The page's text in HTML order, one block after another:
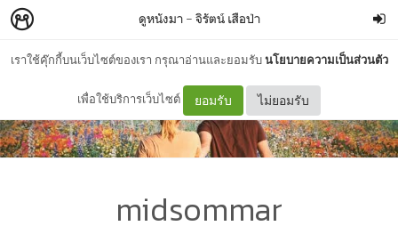
เราใช้คุ๊กกี้บนเว็บไซต์ของเรา กรุณาอ่านและยอมรับนโยบายความเป็นส่วนตัว
เพื่อใช้บริการเว็บไซต์ ยอมรับ ไม่ยอมรับ
ดูหนังมา– จิรัตน์ เสือป่า
midsommar